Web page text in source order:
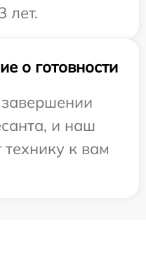
лет.
о готовности
и наш
технику к вам